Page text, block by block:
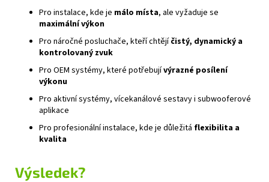
Pro instalace, kde je málo místa, ale vyžaduje se
maximální výkon
Pro náročné posluchače, kteří chtějíčistý, dynamický a
kontrolovaný zvuk
Pro OEM systémy, které potřebujívýrazné posílení
výkonu
Pro aktivní systémy, vícekanálové sestavy i subwooferové
aplikace
Pro profesionální instalace, kde je důležitá flexibilita a
kvalita
Výsledek?